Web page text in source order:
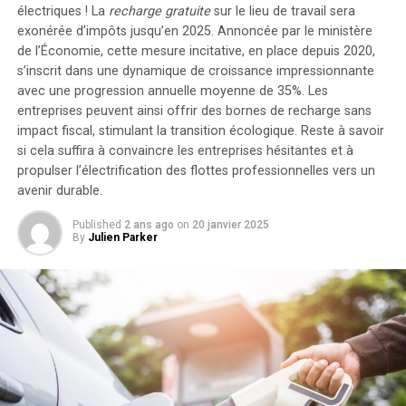
Sa popularité augmente, mais cela ne garantit
pas la fiabilité de ses résultats. (FT $)
FTX s’engage à indemniser ses clients à
hauteur de plus de 12 milliards de dollars
C’est bien plus que ce que de nombreux experts
pensaient que ses victimes recevraient. (Ars
Technica)
« J’ai réussi à contrôler un Pikachu par la pensée, ce qui
était plutôt amusant. »
— Perri Karyal, streamer sur Twitch, décrivant son
expérience avec une interface cerveau-ordinateur.
jusqu’à cinq batteries supplémentaires de 1,6
kilowattheure chacune, augmentant la capacité totale à
9,6 kilowattheures.
Intégration dans un Écosystème
Intelligent
Le Solarbank 2 AC s’intègre parfaitement dans un
écosystème énergétique intelligent grâce à sa
compatibilité avec le compteur Anker SOLIX Smart et
les prises intelligentes proposées par Anker. cette
fonctionnalité permet une gestion optimisée de la
consommation électrique tout en réduisant les pertes
énergétiques inutiles. De plus, Anker SOLIX prévoit
d’étendre cette compatibilité aux dispositifs Shelly.
Durabilité et Résistance aux
électriques ! La recharge gratuitesur le lieu de travail sera
exonérée d’impôts jusqu’en 2025. Annoncée par le ministère
de l’Économie, cette mesure incitative, en place depuis 2020,
s’inscrit dans une dynamique de croissance impressionnante
avec une progression annuelle moyenne de 35%. Les
entreprises peuvent ainsi offrir des bornes de recharge sans
impact fiscal, stimulant la transition écologique. Reste à savoir
si cela suffira à convaincre les entreprises hésitantes et à
propulser l’électrification des flottes professionnelles vers un
avenir durable.
Published 2 ans ago on 20 janvier 2025
By Julien Parker